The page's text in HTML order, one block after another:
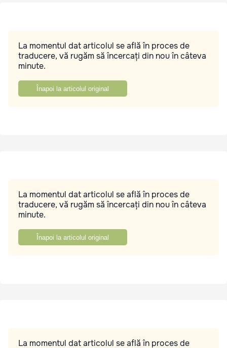
La momentul dat articolul se află în proces de
traducere, vă rugăm să încercați din nou în câteva
minute.
Înapoi la articolul original
La momentul dat articolul se află în proces de
traducere, vă rugăm să încercați din nou în câteva
minute.
Înapoi la articolul original
La momentul dat articolul se află în proces de